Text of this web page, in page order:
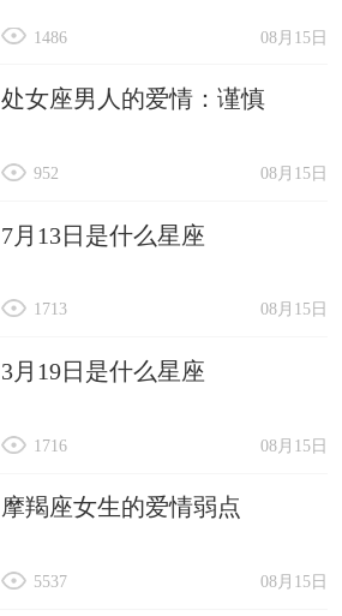
08月15日
1486
处女座男人的爱情：谨慎
08月15日
952
7月13日是什么星座
08月15日
1713
3月19日是什么星座
08月15日
1716
摩羯座女生的爱情弱点
08月15日
5537